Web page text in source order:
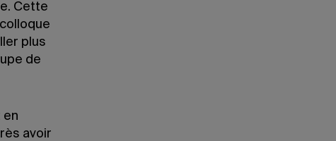
Cette
plus
de
en
avoir